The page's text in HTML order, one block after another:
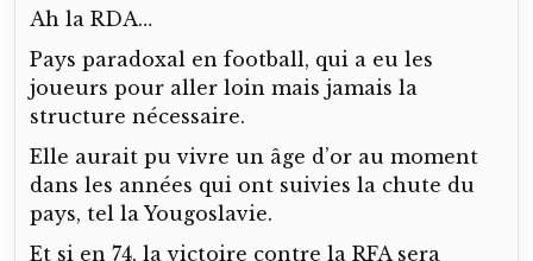
Ah la RDA…
Pays paradoxal en football, qui a eu les
joueurs pour aller loin mais jamais la
structure nécessaire.
Elle aurait pu vivre un âge d’or au moment
dans les années qui ont suivies la chute du
pays, tel la Yougoslavie.
Et si en 74, la victoire contre la RFA sera